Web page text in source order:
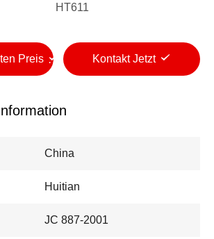
HT611
Preis Kontakt Jetzt
China
Huitian
JC 887-2001